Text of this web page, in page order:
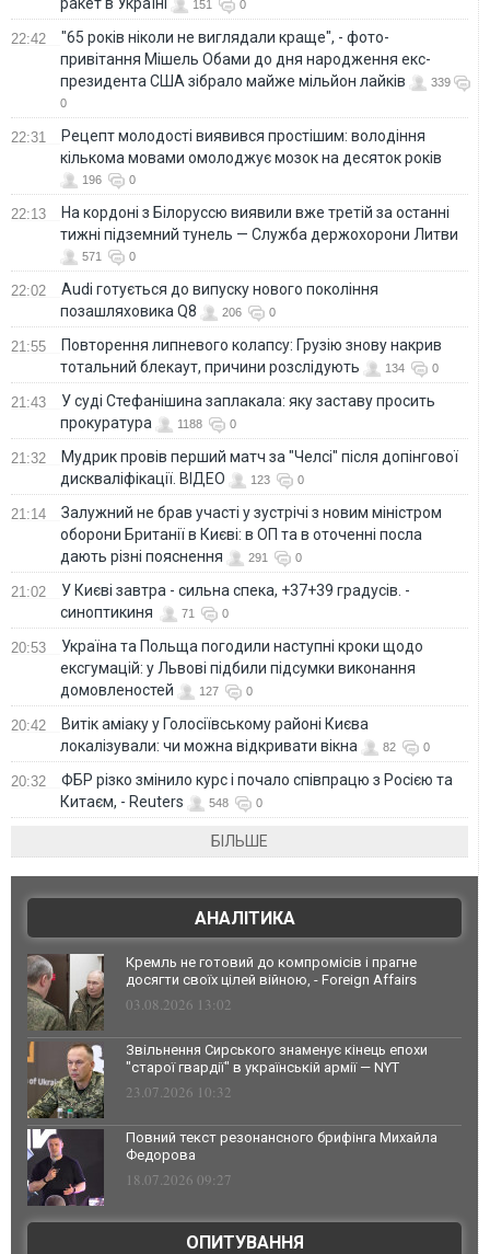
151 0
22:42
"65 років ніколи не виглядали краще", - фото-
привітання Мішель Обами до дня народження екс-
президента США зібрало майже мільйон лайків
339
0
22:31
Рецепт молодості виявився простішим: володіння
кількома мовами омолоджує мозок на десяток років
196 0
22:13
На кордоні з Білоруссю виявили вже третій за останні
тижні підземний тунель — Служба держохорони Литви
571 0
22:02
Audi готується до випуску нового покоління
позашляховика Q8
206 0
21:55
Повторення липневого колапсу: Грузію знову накрив
тотальний блекаут, причини розслідують
134 0
21:43
У суді Стефанішина заплакала: яку заставу просить
прокуратура
1188 0
21:32
Мудрик провів перший матч за "Челсі" після допінгової
дискваліфікації. ВІДЕО
123 0
21:14
Залужний не брав участі у зустрічі з новим міністром
оборони Британії в Києві: в ОП та в оточенні посла
дають різні пояснення
291 0
21:02
У Києві завтра - сильна спека, +37+39 градусів. -
синоптикиня
71 0
20:53
Україна та Польща погодили наступні кроки щодо
ексгумацій: у Львові підбили підсумки виконання
домовленостей
127 0
20:42
Витік аміаку у Голосіївському районі Києва
локалізували: чи можна відкривати вікна
82 0
20:32
ФБР різко змінило курс і почало співпрацю з Росією та
Китаєм, - Reuters
548 0
БІЛЬШЕ
АНАЛІТИКА
Кремль не готовий до компромісів і прагне
досягти своїх цілей війною, - Foreign Affairs
03.08.2026 13:02
Звільнення Сирського знаменує кінець епохи
"старої гвардії" в українській армії — NYT
23.07.2026 10:32
Повний текст резонансного брифінга Михайла
Федорова
18.07.2026 09:27
ОПИТУВАННЯ